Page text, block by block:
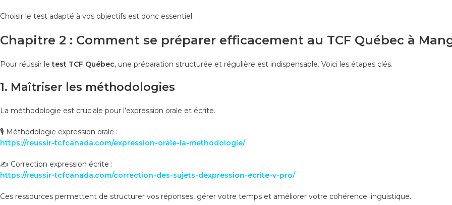
Choisir le test adapté à vos objectifs est donc essentiel.
Chapitre 2 : Comment se préparer efficacement au TCF Québec à
Pour réussir letest TCF Québec, une préparation structurée et régulière est indispensable. Voici les étapes clés.
1. Maîtriser les méthodologies
La méthodologie est cruciale pour l’expression orale et écrite.
🎙️ Méthodologie expression orale :
https://reussir-tcfcanada.com/expression-orale-la-methodologie/
✍️ Correction expression écrite :
https://reussir-tcfcanada.com/correction-des-sujets-dexpression-ecrite-v-pro/
Ces ressources permettent de structurer vos réponses, gérer votre temps et améliorer votre cohérence linguistique.